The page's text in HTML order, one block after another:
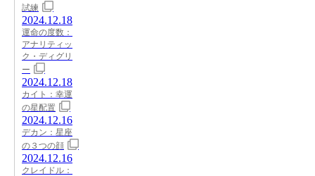
試練
2024.12.18
運命の度数：
アナリティッ
ク・ディグリ
ー
2024.12.18
カイト：幸運
の星配置
2024.12.16
デカン：星座
の３つの顔
2024.12.16
クレイドル：